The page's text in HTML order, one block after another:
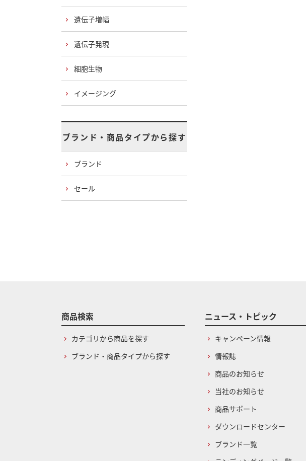
遺伝子増幅
遺伝子発現
細胞生物
イメージング
ブランド・商品タイプから探す
ブランド
セール
商品検索
カテゴリから商品を探す
ブランド・商品タイプから探す
ニュース・トピック
キャンペーン情報
情報誌
商品のお知らせ
当社のお知らせ
商品サポート
ダウンロードセンター
ブランド一覧